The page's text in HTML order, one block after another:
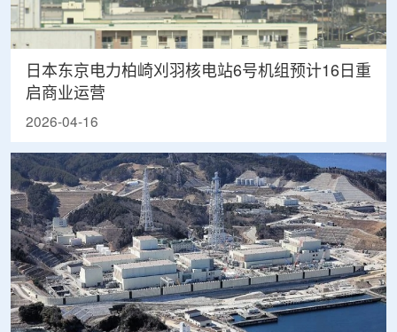
日本东京电力柏崎刈羽核电站6号机组预计16日重
启商业运营
2026-04-16